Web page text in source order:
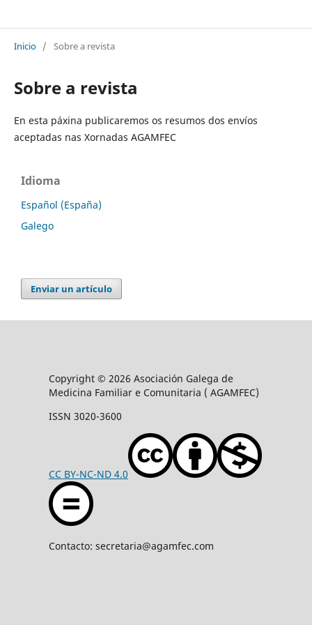
Inicio / Sobre a revista
Sobre a revista
En esta páxina publicaremos os resumos dos envíos
aceptadas nas Xornadas AGAMFEC
Idioma
Español (España)
Galego
Enviar un artículo
Copyright © 2026 Asociación Galega de
Medicina Familiar e Comunitaria ( AGAMFEC)
ISSN 3020-3600
CC BY-NC-ND 4.0
Contacto: secretaria@agamfec.com